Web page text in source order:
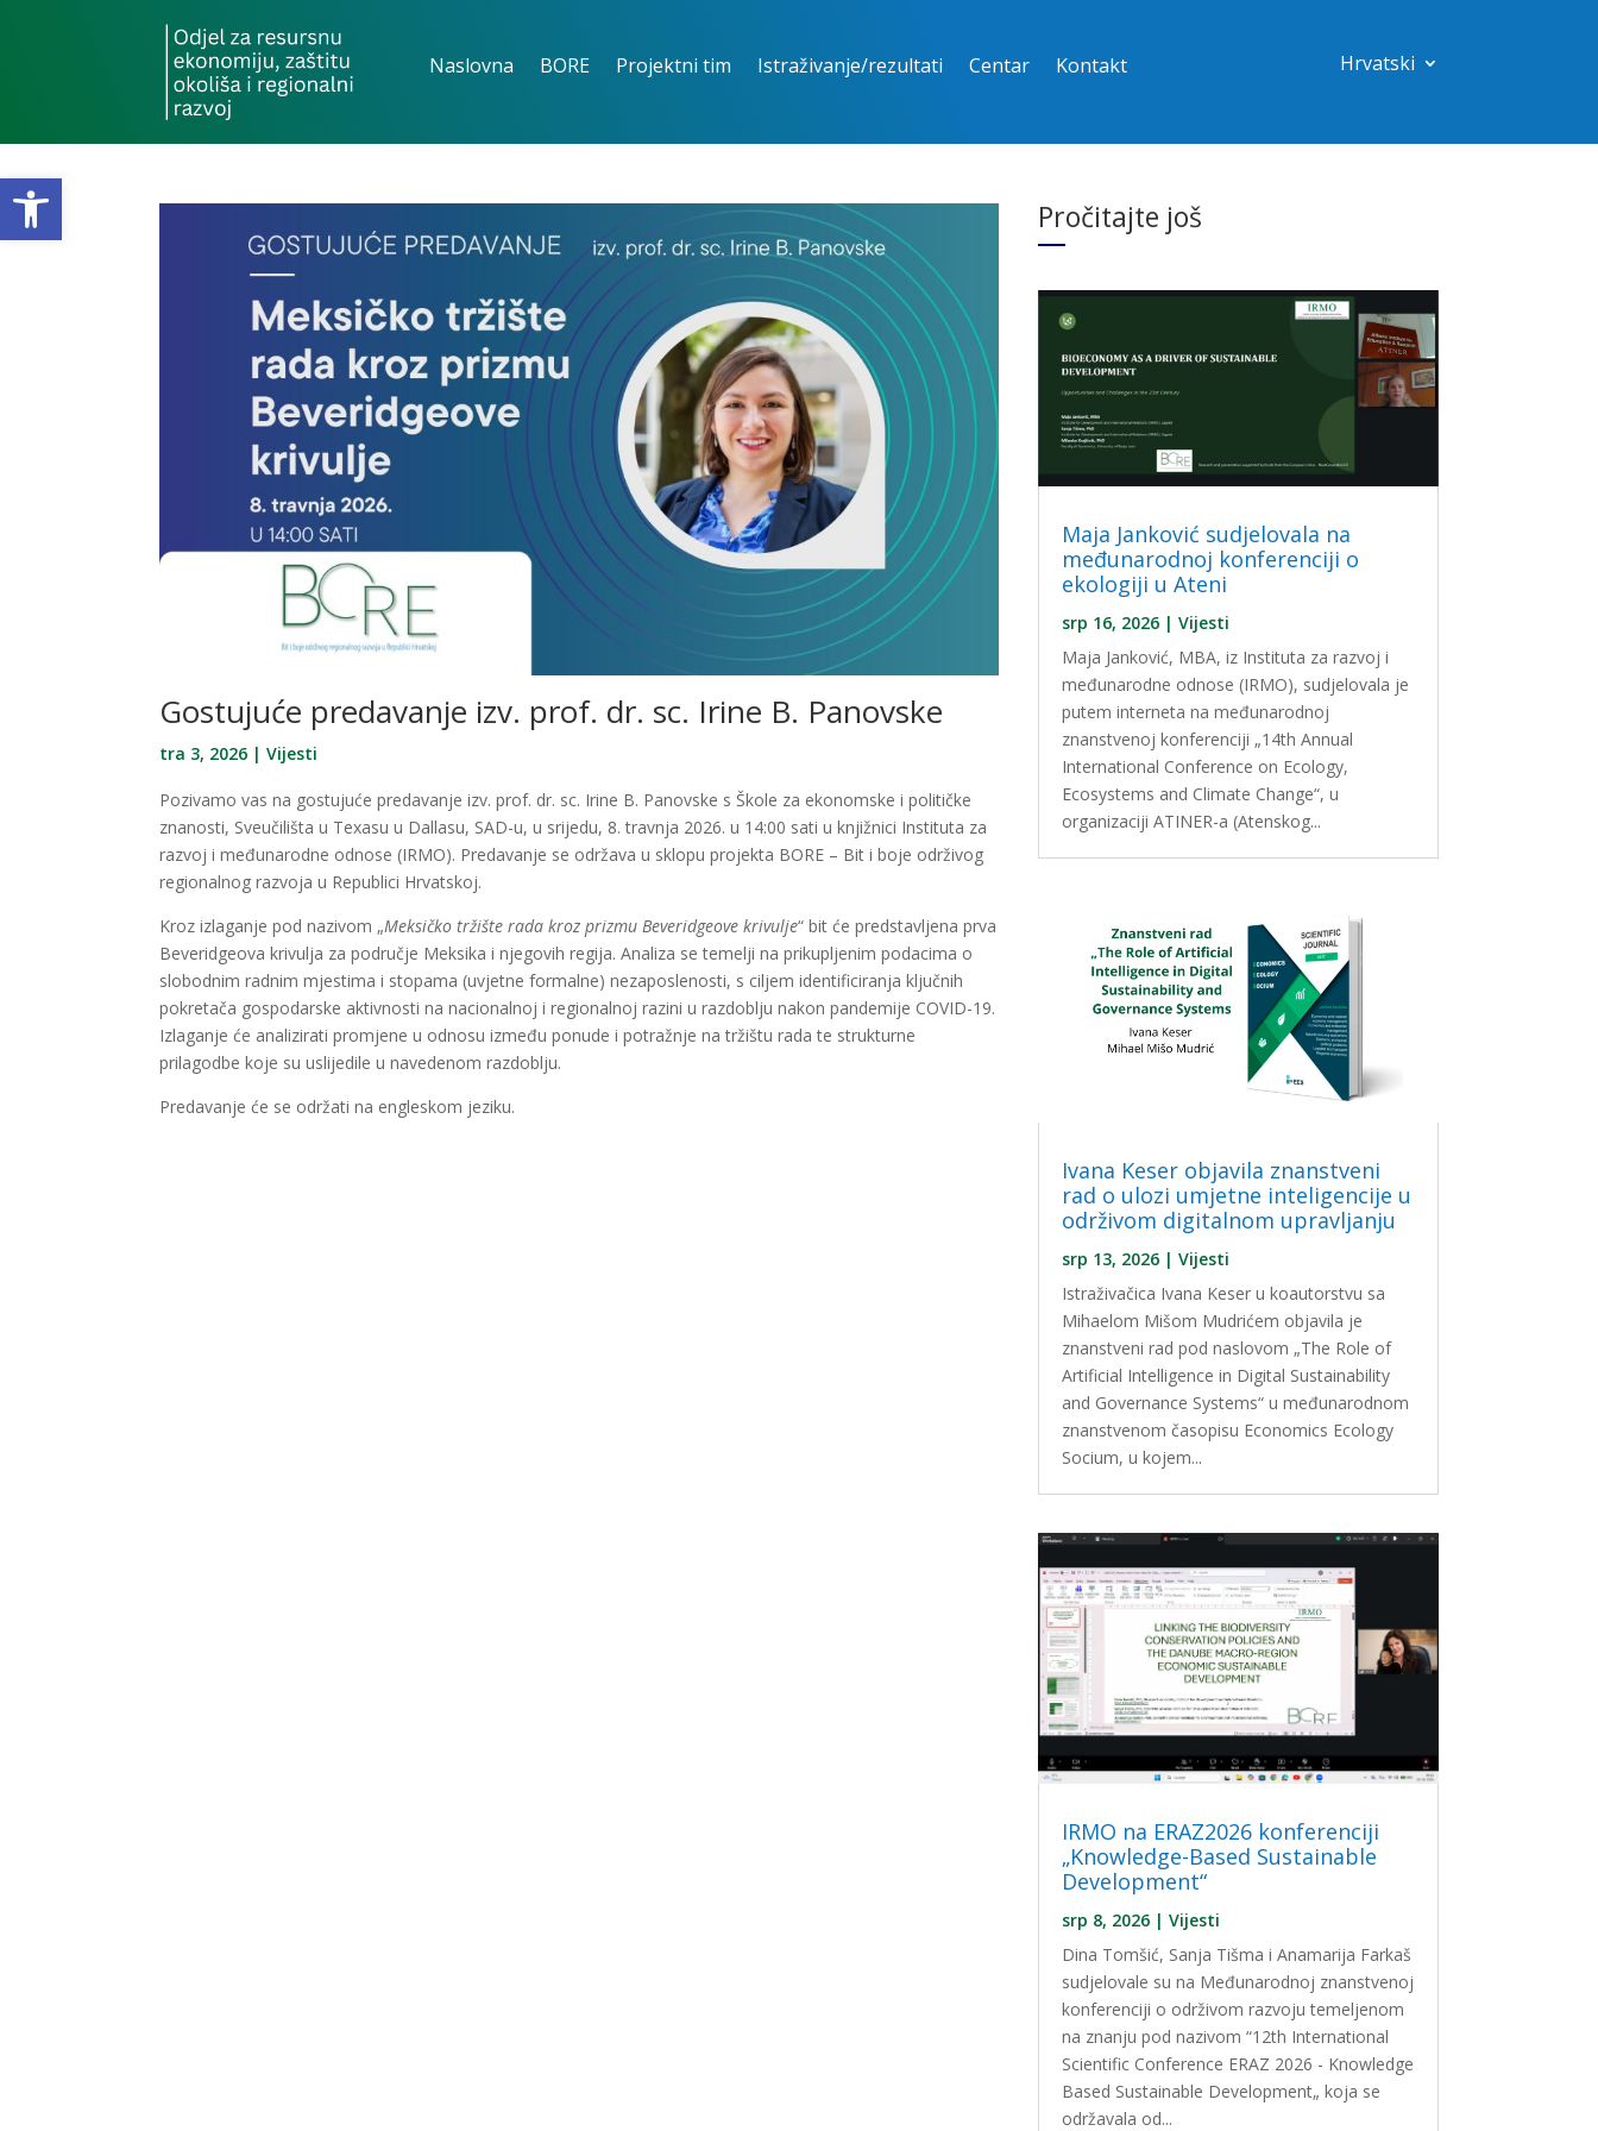
Open toolbar
Naslovna BORE Projektni tim Istraživanje/rezultati Centar Kontakt Hrvatski
Gostujuće predavanje izv. prof. dr. sc. Irine B. Panovske
tra 3, 2026 |Vijesti
Pozivamo vas na gostujuće predavanje izv. prof. dr. sc. Irine B. Panovske s Škole za ekonomske i političke
znanosti, Sveučilišta u Texasu u Dallasu, SAD-u, u srijedu, 8. travnja 2026. u 14:00 sati u knjižnici Instituta za
razvoj i međunarodne odnose (IRMO). Predavanje se održava u sklopu projekta BORE – Bit i boje održivog
regionalnog razvoja u Republici Hrvatskoj.
Kroz izlaganje pod nazivom „Meksičko tržište rada kroz prizmu Beveridgeove krivulje“ bit će predstavljena prva
Beveridgeova krivulja za područje Meksika i njegovih regija. Analiza se temelji na prikupljenim podacima o
slobodnim radnim mjestima i stopama (uvjetne formalne) nezaposlenosti, s ciljem identificiranja ključnih
pokretača gospodarske aktivnosti na nacionalnoj i regionalnoj razini u razdoblju nakon pandemije COVID-19.
Izlaganje će analizirati promjene u odnosu između ponude i potražnje na tržištu rada te strukturne
prilagodbe koje su uslijedile u navedenom razdoblju.
Predavanje će se održati na engleskom jeziku.
Pročitajte još
Maja Janković sudjelovala na
međunarodnoj konferenciji o
ekologiji u Ateni
srp 16, 2026| Vijesti
Maja Janković, MBA, iz Instituta za razvoj i
međunarodne odnose (IRMO), sudjelovala je
putem interneta na međunarodnoj
znanstvenoj konferenciji „14th Annual
International Conference on Ecology,
Ecosystems and Climate Change“, u
organizaciji ATINER-a (Atenskog...
Ivana Keser objavila znanstveni
rad o ulozi umjetne inteligencije u
održivom digitalnom upravljanju
srp 13, 2026| Vijesti
Istraživačica Ivana Keser u koautorstvu sa
Mihaelom Mišom Mudrićem objavila je
znanstveni rad pod naslovom „The Role of
Artificial Intelligence in Digital Sustainability
and Governance Systems“ u međunarodnom
znanstvenom časopisu Economics Ecology
Socium, u kojem...
IRMO na ERAZ2026 konferenciji
„Knowledge-Based Sustainable
Development“
srp 8, 2026| Vijesti
Dina Tomšić, Sanja Tišma i Anamarija Farkaš
sudjelovale su na Međunarodnoj znanstvenoj
konferenciji o održivom razvoju temeljenom
na znanju pod nazivom “12th International
Scientific Conference ERAZ 2026 - Knowledge
Based Sustainable Development„ koja se
održavala od...